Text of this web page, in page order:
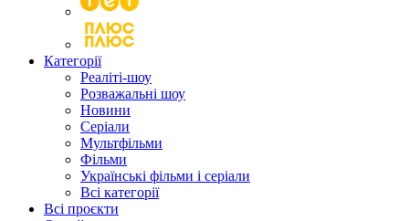
Категорії
Реаліті-шоу
Розважальні шоу
Новини
Серіали
Мультфільми
Фільми
Українські фільми і серіали
Всі категорії
Всі проєкти